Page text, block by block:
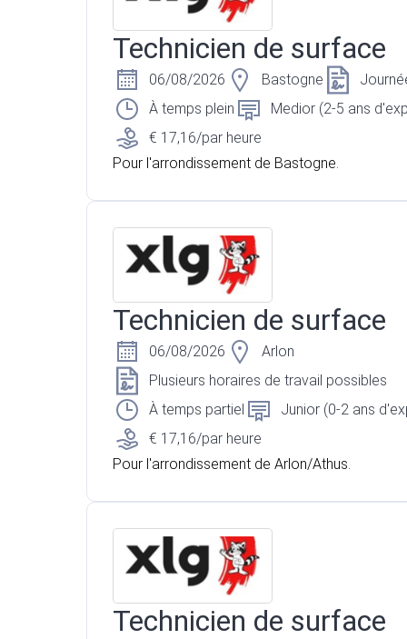
Technicien de surface
06/08/2026 Bastogne
À temps plein
Medior (2-5 ans
€ 17,16/par heure
Pour l'arrondissement de Bastogne.
Technicien de surface
06/08/2026
Arlon
Plusieurs horaires de travail possibles
À temps partiel
Junior (0-2 ans
€ 17,16/par heure
Pour l'arrondissement de Arlon/Athus.
Technicien de surface